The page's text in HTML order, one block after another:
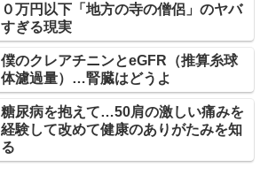
０万円以下「地方の寺の僧侶」のヤバ
すぎる現実
僕のクレアチニンとeGFR（推算糸球
体濾過量）…腎臓はどうよ
糖尿病を抱えて…50肩の激しい痛みを
経験して改めて健康のありがたみを知
る